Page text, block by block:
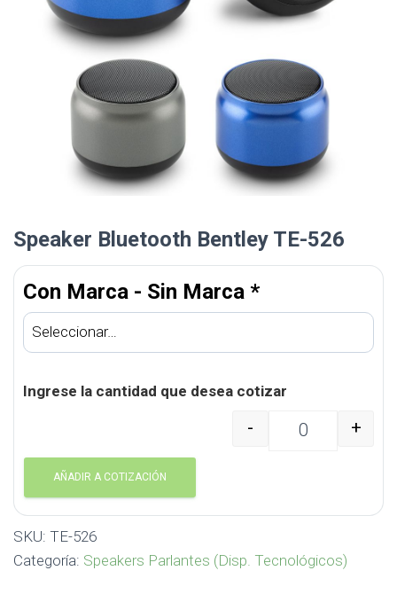
Speaker Bluetooth Bentley TE-526
Con Marca - Sin Marca *
Ingrese la cantidad que desea cotizar
Speaker Bluetooth
- +
AÑADIR A COTIZACIÓN
SKU: TE-526
Categoría: Speakers Parlantes (Disp. Tecnológicos)